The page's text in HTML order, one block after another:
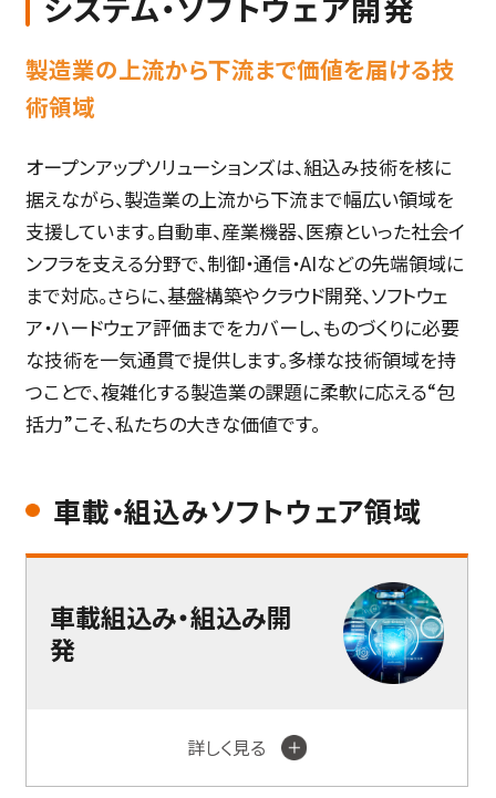
製造業の上流から下流まで価値を届ける技
術領域
オープンアップソリューションズは、組込み技術を核に
据えながら、製造業の上流から下流まで幅広い領域を
支援しています。自動車、産業機器、医療といった社会イ
ンフラを支える分野で、制御・通信・AIなどの先端領域に
まで対応。さらに、基盤構築やクラウド開発、ソフトウェ
ア・ハードウェア評価までをカバーし、ものづくりに必要
な技術を一気通貫で提供します。多様な技術領域を持
つことで、複雑化する製造業の課題に柔軟に応える“包
括力”こそ、私たちの大きな価値です。
車載・組込みソフトウェア領域
車載組込み・組込み開
発
詳しく見る